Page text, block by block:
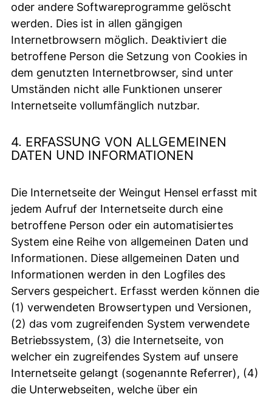
oder andere Softwareprogramme gelöscht
werden. Dies ist in allen gängigen
Internetbrowsern möglich. Deaktiviert die
betroffene Person die Setzung von Cookies in
dem genutzten Internetbrowser, sind unter
Umständen nicht alle Funktionen unserer
Internetseite vollumfänglich nutzbar.
4. ERFASSUNG VON ALLGEMEINEN
DATEN UND INFORMATIONEN
Die Internetseite der Weingut Hensel erfasst mit
jedem Aufruf der Internetseite durch eine
betroffene Person oder ein automatisiertes
System eine Reihe von allgemeinen Daten und
Informationen. Diese allgemeinen Daten und
Informationen werden in den Logfiles des
Servers gespeichert. Erfasst werden können die
(1) verwendeten Browsertypen und Versionen,
(2) das vom zugreifenden System verwendete
Betriebssystem, (3) die Internetseite, von
welcher ein zugreifendes System auf unsere
Internetseite gelangt (sogenannte Referrer), (4)
die Unterwebseiten, welche über ein